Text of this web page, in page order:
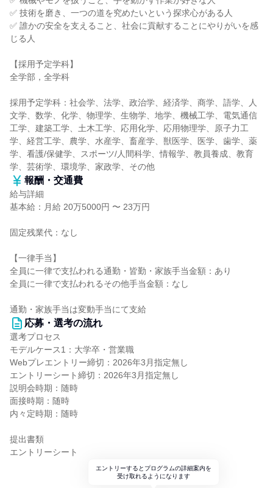
✅ 技術を磨き、一つの道を究めたいという探求心がある人
✅ 誰かの安全を支えること、社会に貢献することにやりがいを感
じる人
【採用予定学科】
全学部，全学科
採用予定学科：社会学、法学、政治学、経済学、商学、語学、人
文学、数学、化学、物理学、生物学、地学、機械工学、電気通信
工学、建築工学、土木工学、応用化学、応用物理学、原子力工
学、経営工学、農学、水産学、畜産学、獣医学、医学、歯学、薬
学、看護/保健学、スポーツ/人間科学、情報学、教員養成、教育
学、芸術学、環境学、家政学、その他
報酬・交通費
給与詳細
基本給：月給 20万5000円 〜 23万円
固定残業代：なし
【一律手当】
全員に一律で支払われる通勤・皆勤・家族手当金額：あり
全員に一律で支払われるその他手当金額：なし
通勤・家族手当は変動手当にて支給
応募・選考の流れ
選考プロセス
モデルケース1：大学卒・営業職
Webプレエントリー締切：2026年3月指定無し
エントリーシート締切：2026年3月指定無し
説明会時期：随時
面接時期：随時
内々定時期：随時
提出書類
エントリーシート
エントリーするとプログラムの詳細案内を
受け取れるようになります